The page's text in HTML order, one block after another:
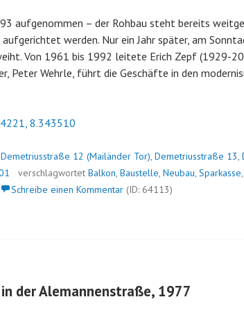
aufgenommen – der Rohbau steht bereits
werden. Nur ein Jahr später, am
Von 1961 bis 1992 leitete Erich Zepf (1929-
Peter Wehrle, führt die Geschäfte in den
8.343510
Demetriusstraße 12 (Mailänder Tor), Demetriusstraße 13,
verschlagwortet Balkon, Baustelle, Neubau, Sparkasse,
Schreibe einen Kommentar (ID: 64113)
in der Alemannenstraße, 1977